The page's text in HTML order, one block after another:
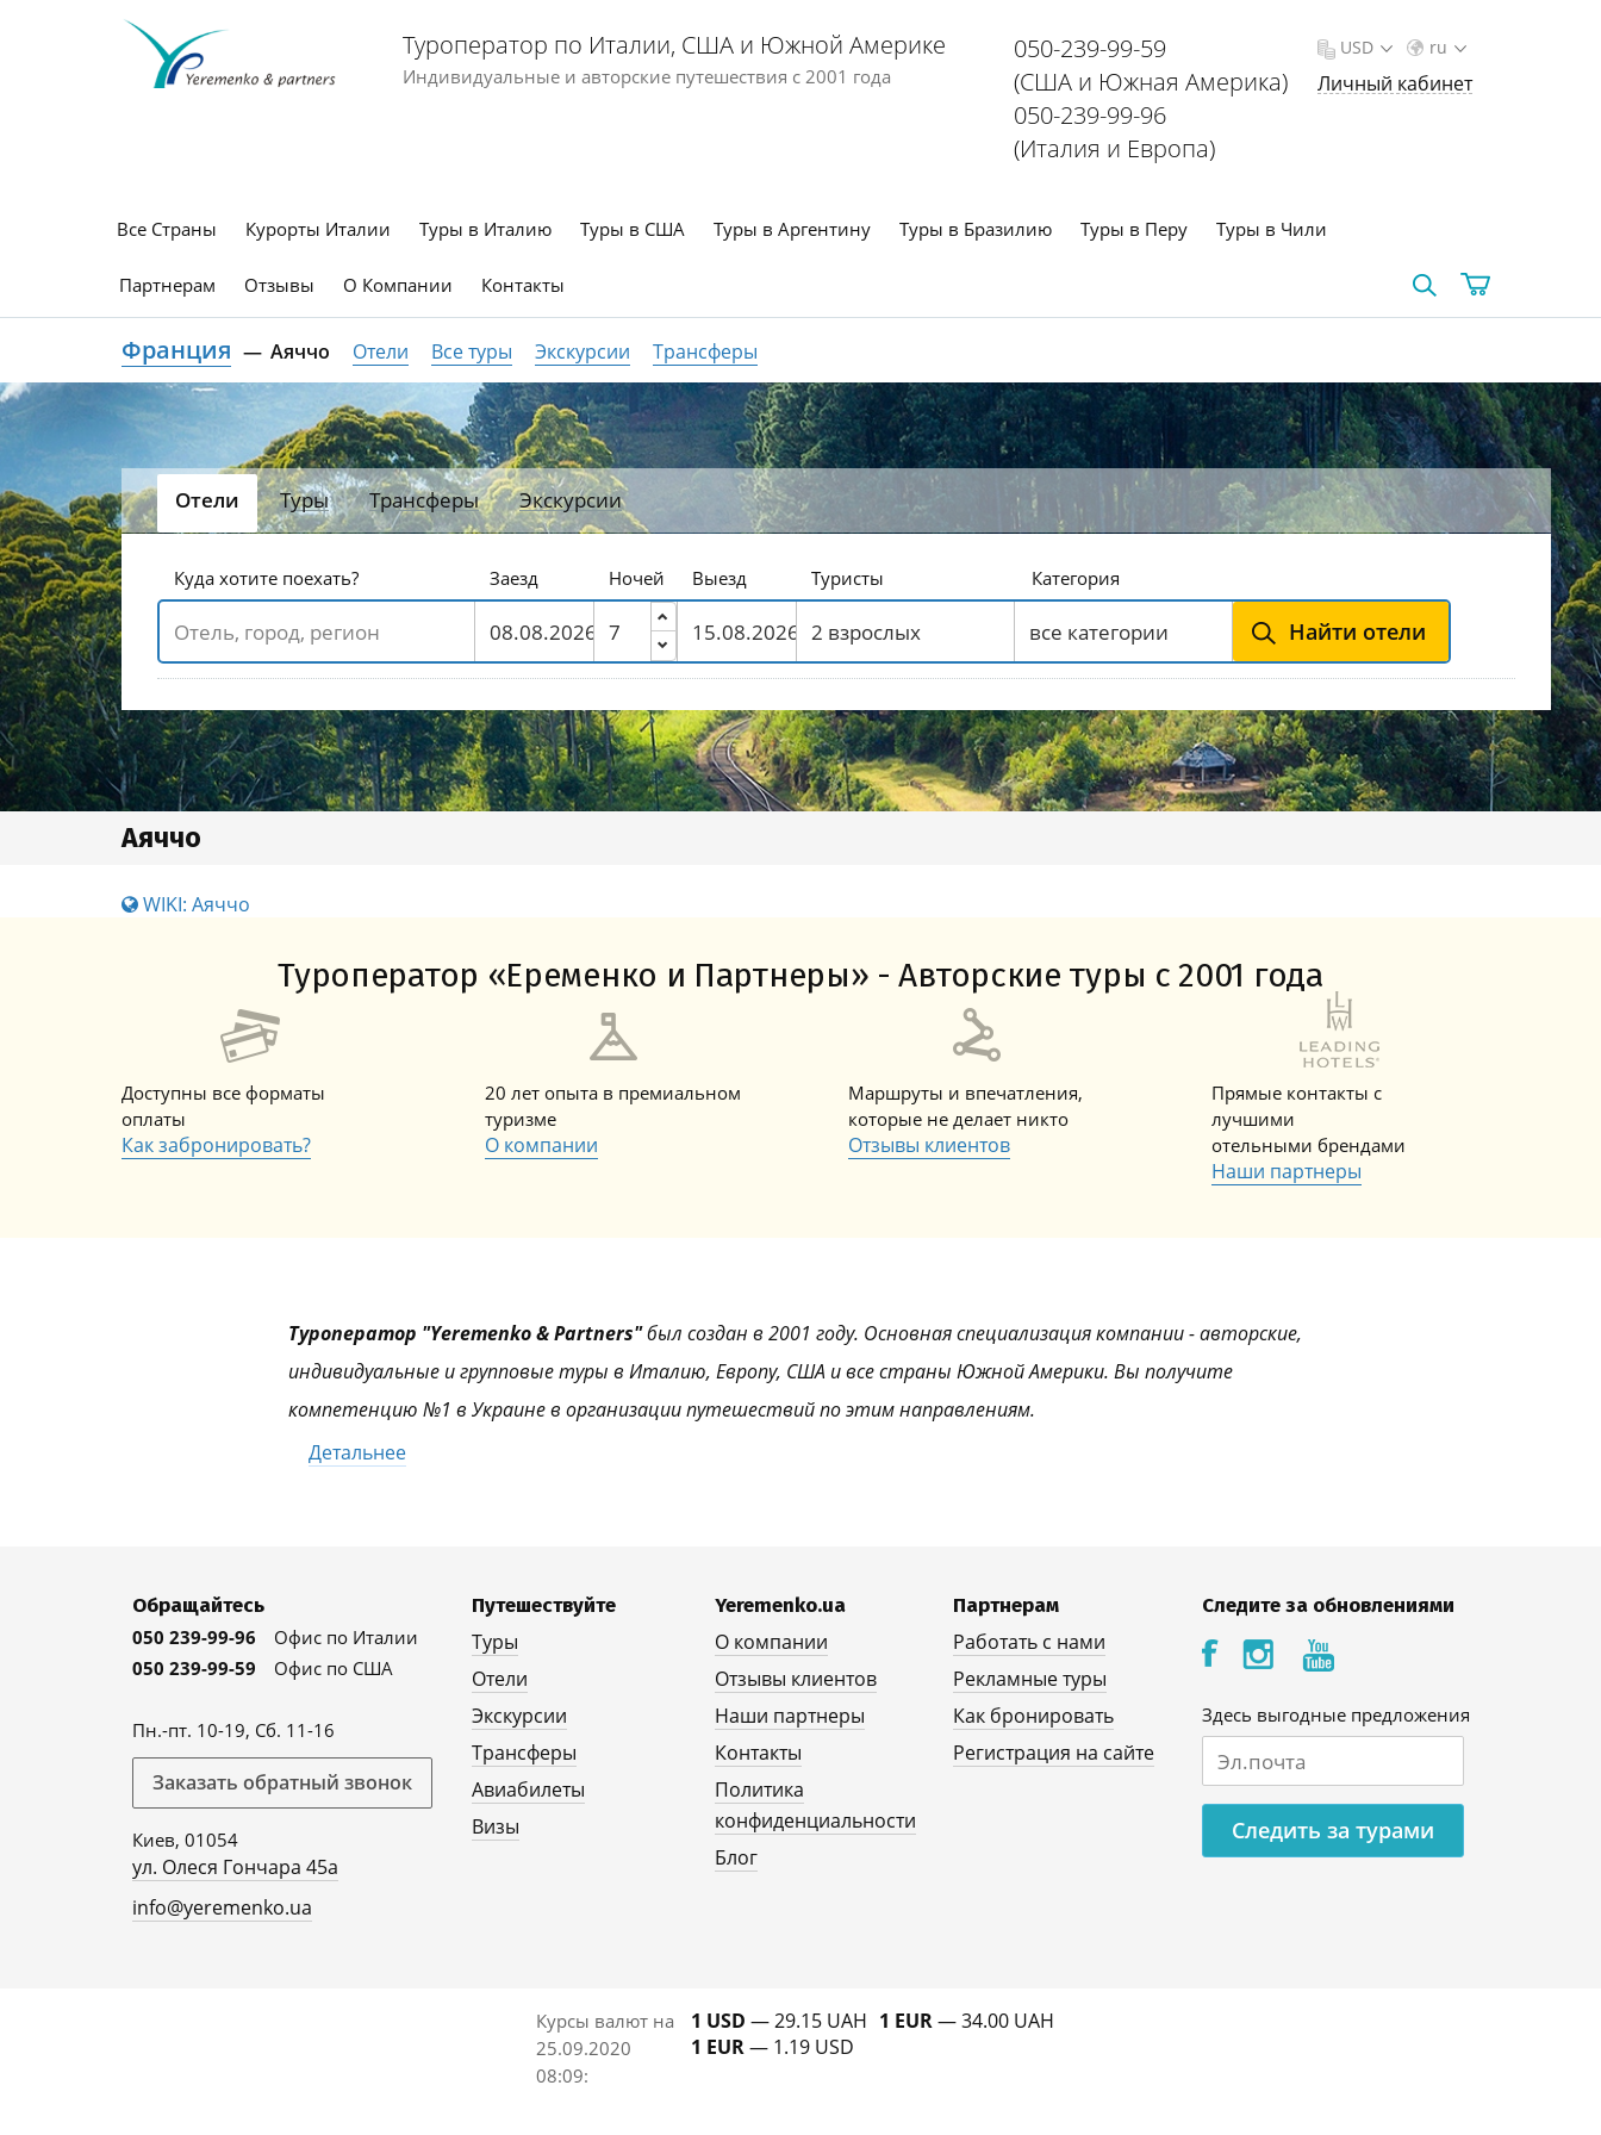
Туроператор по Италии, США и Южной Америке
Индивидуальные и авторские путешествия с 2001 года
050-239-99-59
(США и Южная Америка)
050-239-99-96
(Италия и Европа)
ru
USD
Личный кабинет
Все Страны Курорты Италии Туры в Италию Туры в США Туры в Аргентину Туры в Бразилию Туры в Перу Туры в Чили
Партнерам Отзывы О Компании Контакты
Франция Аяччо Отели Все туры Экскурсии Трансферы
Отели Туры Трансферы Экскурсии
Куда хотите поехать? Заезд Ночей Выезд Туристы Категория
Найти отели
Аяччо
WIKI: Аяччо
Туроператор «Еременко и Партнеры» - Авторские туры с 2001 года
Доступны все форматы
оплаты
Как забронировать?
20 лет опыта в премиальном
туризме
О компании
Маршруты и впечатления,
которые не делает никто
Отзывы клиентов
Прямые контакты с
лучшими
отельными брендами
Наши партнеры
Туроператор "Yeremenko & Partners"был создан в 2001 году. Основная специализация компании - авторские,
индивидуальные и групповые туры в Италию, Европу, США и все страны Южной Америки. Вы получите
компетенцию №1 в Украине в организации путешествий по этим направлениям.
Детальнее
Обращайтесь
050 239-99-96
Офис по Италии
050 239-99-59
Офис по США
Пн.-пт. 10-19, Сб. 11-16
Заказать обратный звонок
Киев, 01054
ул. Олеся Гончара 45а
info@yeremenko.ua
Путешествуйте
Туры
Отели
Экскурсии
Трансферы
Авиабилеты
Визы
Yeremenko.ua
О компании
Отзывы клиентов
Наши партнеры
Контакты
Политика
конфиденциальности
Блог
Партнерам
Работать с нами
Рекламные туры
Как бронировать
Регистрация на сайте
Следите за обновлениями
Здесь выгодные предложения
Следить за турами
Курсы валют на
25.09.2020
08:09:
1 USD — 29.15 UAH
1 EUR— 1.19 USD
1 EUR— 34.00 UAH